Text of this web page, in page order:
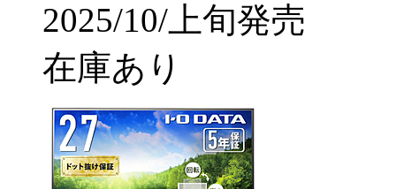
2025/10/上旬発売
在庫あり